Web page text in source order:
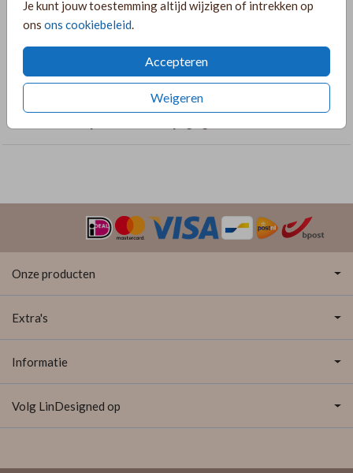
Je kunt jouw toestemming altijd wijzigen of intrekken op
ons ons cookiebeleid.
Accepteren
Weigeren
Lief geboortekaartje voor een jongetje met een riblook
Onze producten
Extra's
Informatie
Volg LinDesigned op